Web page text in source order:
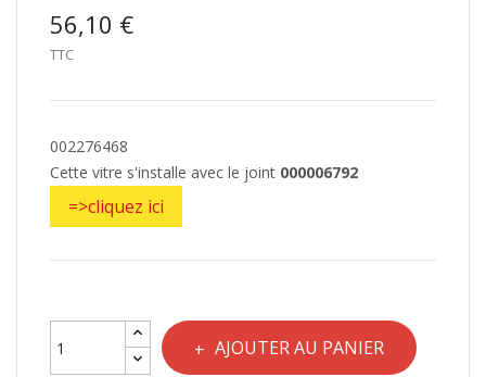
56,10 €
TTC
002276468
Cette vitre s'installe avec le joint 000006792
=>cliquez ici
AJOUTER AU PANIER